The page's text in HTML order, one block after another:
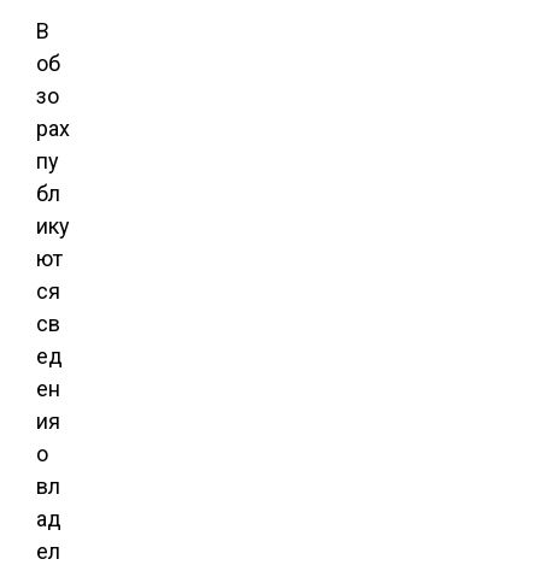
В
об
зо
рах
пу
бл
ику
ют
ся
св
ед
ен
ия
о
вл
ад
ел